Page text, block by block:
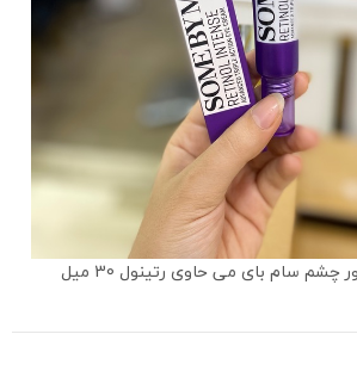
سام بای می حاوی رتینول 30 میل